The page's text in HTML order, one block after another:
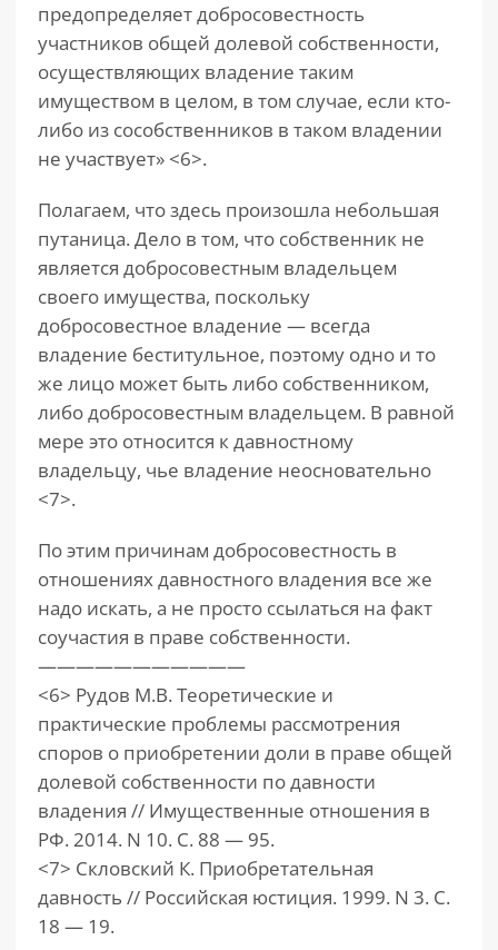
предопределяет добросовестность
участников общей долевой собственности,
осуществляющих владение таким
имуществом в целом, в том случае, если кто-
либо из сособственников в таком владении
не участвует» <6>.
Полагаем, что здесь произошла небольшая
путаница. Дело в том, что собственник не
является добросовестным владельцем
своего имущества, поскольку
добросовестное владение — всегда
владение беститульное, поэтому одно и то
же лицо может быть либо собственником,
либо добросовестным владельцем. В равной
мере это относится к давностному
владельцу, чье владение неосновательно
<7>.
По этим причинам добросовестность в
отношениях давностного владения все же
надо искать, а не просто ссылаться на факт
соучастия в праве собственности.
———————————
<6> Рудов М.В. Теоретические и
практические проблемы рассмотрения
споров о приобретении доли в праве общей
долевой собственности по давности
владения // Имущественные отношения в
РФ. 2014. N 10. С. 88 — 95.
<7> Скловский К. Приобретательная
давность // Российская юстиция. 1999. N 3. С.
18 — 19.